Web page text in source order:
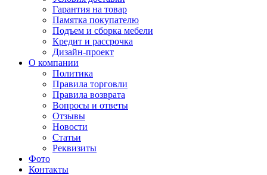
Гарантия на товар
Памятка покупателю
Подъем и сборка мебели
Кредит и рассрочка
Дизайн-проект
О компании
Политика
Правила торговли
Правила возврата
Вопросы и ответы
Отзывы
Новости
Статьи
Реквизиты
Фото
Контакты